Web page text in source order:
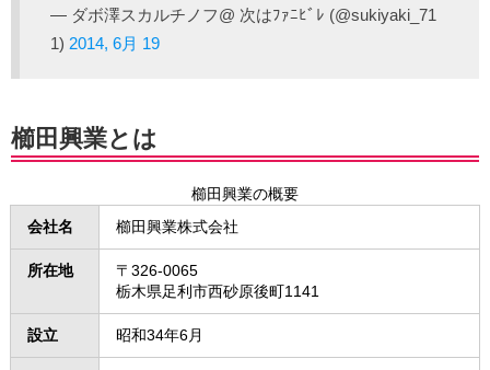
— ダボ澤スカルチノフ@ 次はﾌｧﾆﾋﾞﾚ (@sukiyaki_71
1) 2014, 6月 19
櫛田興業とは
櫛田興業の概要
会社名
櫛田興業株式会社
所在地
〒326-0065
栃木県足利市西砂原後町1141
設立 昭和34年6月